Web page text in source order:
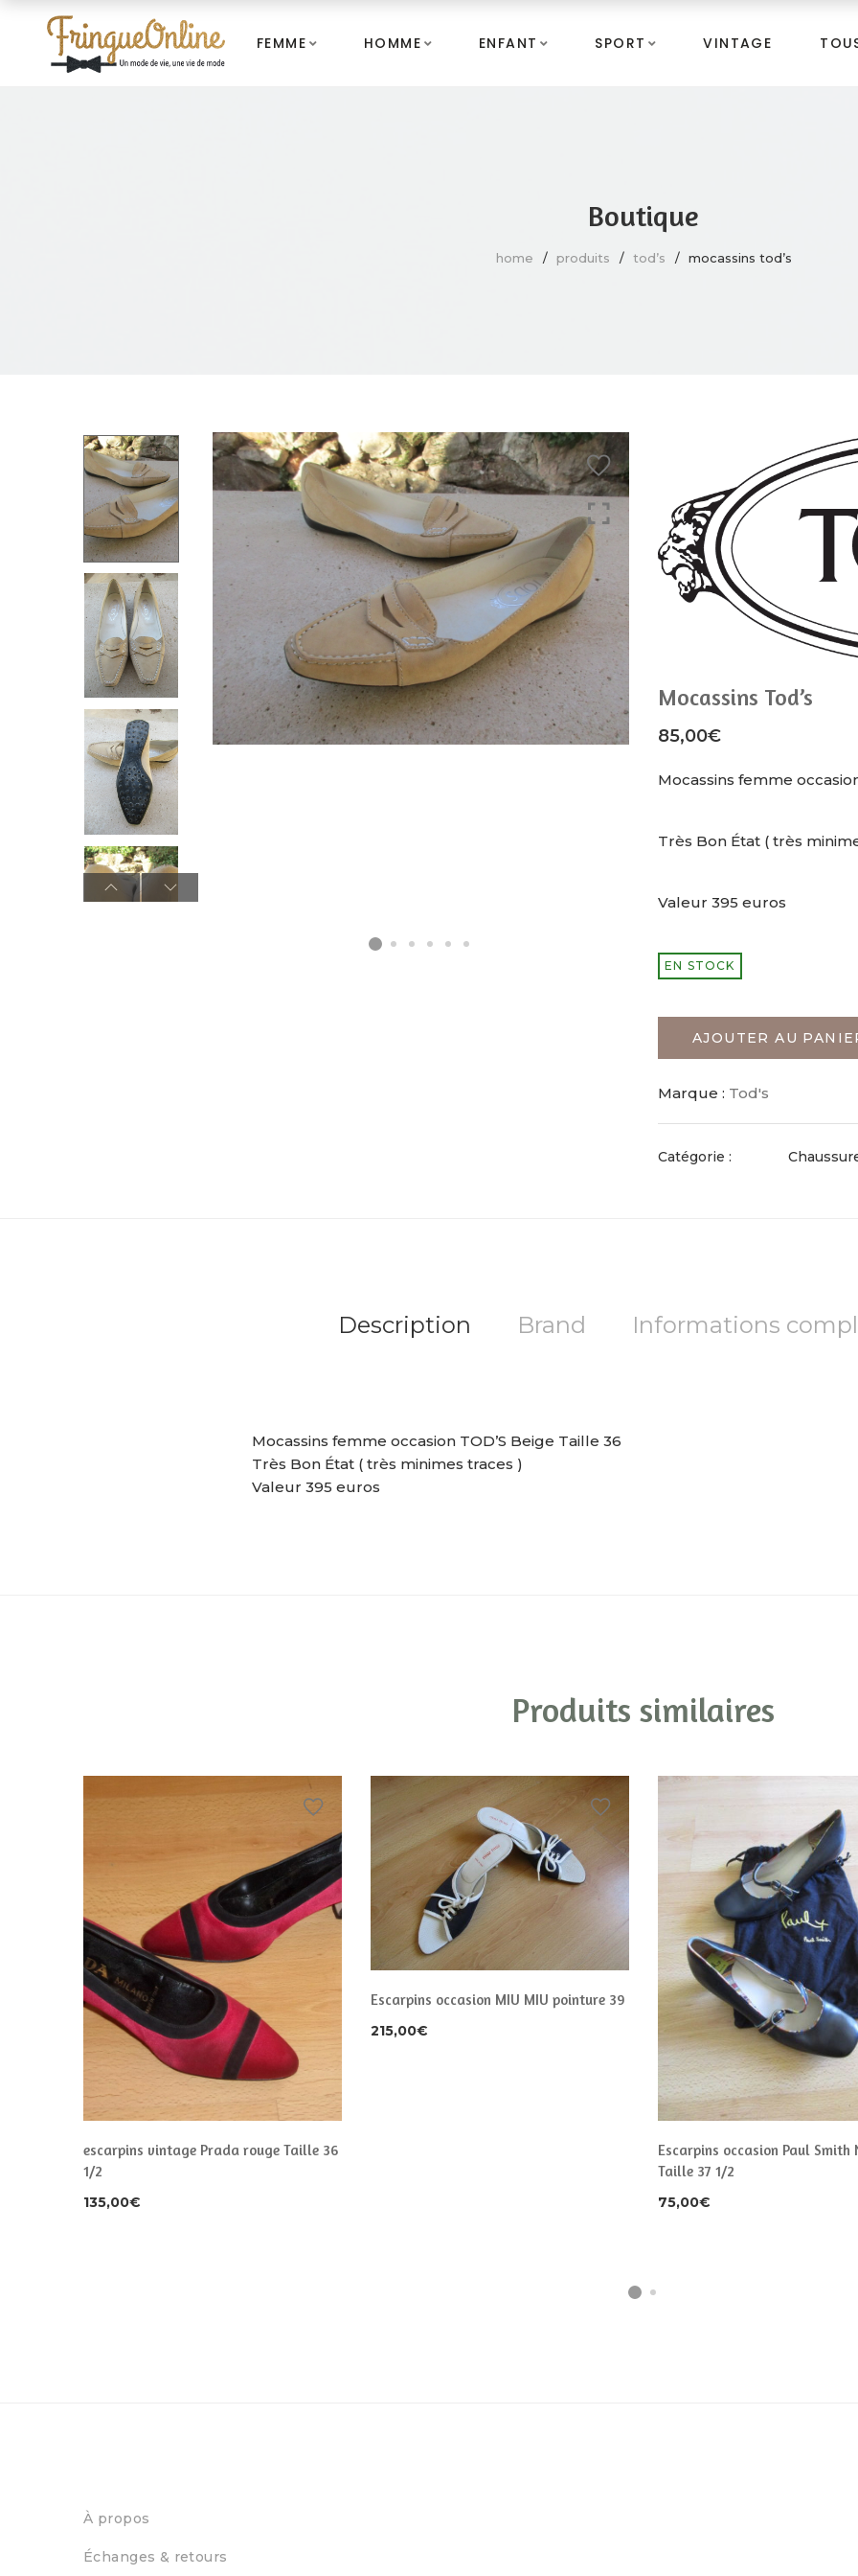
FEMME HOMME ENFANT SPORT VINTAGE
Boutique
home produits tod’s mocassins tod’s
Mocassins Tod’s
85,00€
Mocassins femme
Très Bon État ( très
Valeur 395 euros
EN STOCK
AJOUTER AU
Marque : Tod's
Catégorie :
Description Brand Informations
Mocassins femme occasion TOD’S Beige Taille 36
Très Bon État ( très minimes traces )
Valeur 395 euros
Produits similaires
escarpins vintage Prada rouge Taille 36
1/2
135,00€
Escarpins occasion MIU MIU pointure 39
215,00€
Escarpins occasion Paul Smith
Taille 37 1/2
75,00€
À propos
Échanges & retours